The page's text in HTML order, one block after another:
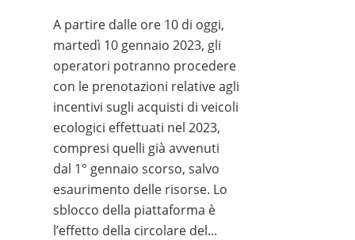
A partire dalle ore 10 di oggi,
martedì 10 gennaio 2023, gli
operatori potranno procedere
con le prenotazioni relative agli
incentivi sugli acquisti di veicoli
ecologici effettuati nel 2023,
compresi quelli già avvenuti
dal 1° gennaio scorso, salvo
esaurimento delle risorse. Lo
sblocco della piattaforma è
l’effetto della circolare del...